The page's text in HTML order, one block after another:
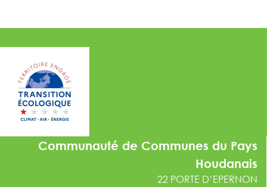
Communauté de Communes du Pays
Houdanais
22 PORTE D’EPERNON